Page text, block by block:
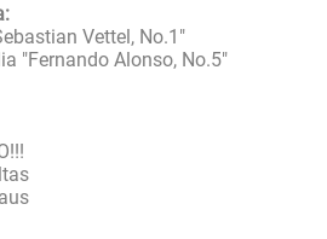
Vettel, No.1"
"Fernando Alonso, No.5"